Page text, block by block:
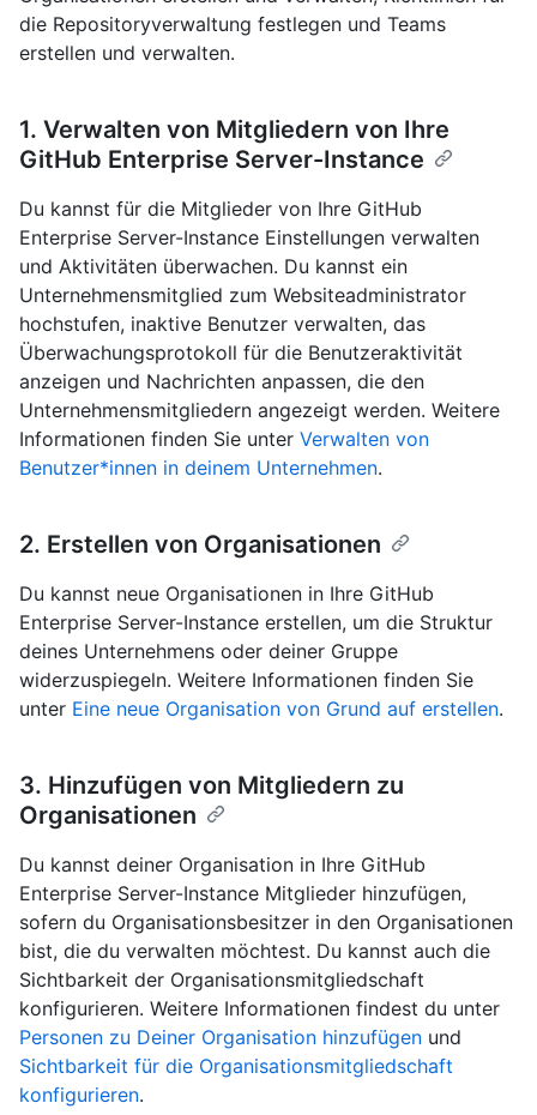
die Repositoryverwaltung festlegen und Teams
erstellen und verwalten.
1. Verwalten von Mitgliedern von Ihre
GitHub Enterprise Server-Instance
Du kannst für die Mitglieder von Ihre GitHub
Enterprise Server-Instance Einstellungen verwalten
und Aktivitäten überwachen. Du kannst ein
Unternehmensmitglied zum Websiteadministrator
hochstufen, inaktive Benutzer verwalten, das
Überwachungsprotokoll für die Benutzeraktivität
anzeigen und Nachrichten anpassen, die den
Unternehmensmitgliedern angezeigt werden. Weitere
Informationen finden Sie unter Verwalten von
Benutzer*innen in deinem Unternehmen.
2. Erstellen von Organisationen
Du kannst neue Organisationen in Ihre GitHub
Enterprise Server-Instance erstellen, um die Struktur
deines Unternehmens oder deiner Gruppe
widerzuspiegeln. Weitere Informationen finden Sie
unter Eine neue Organisation von Grund auf erstellen.
3. Hinzufügen von Mitgliedern zu
Organisationen
Du kannst deiner Organisation in Ihre GitHub
Enterprise Server-Instance Mitglieder hinzufügen,
sofern du Organisationsbesitzer in den Organisationen
bist, die du verwalten möchtest. Du kannst auch die
Sichtbarkeit der Organisationsmitgliedschaft
konfigurieren. Weitere Informationen findest du unter
Personen zu Deiner Organisation hinzufügen und
Sichtbarkeit für die Organisationsmitgliedschaft
konfigurieren.